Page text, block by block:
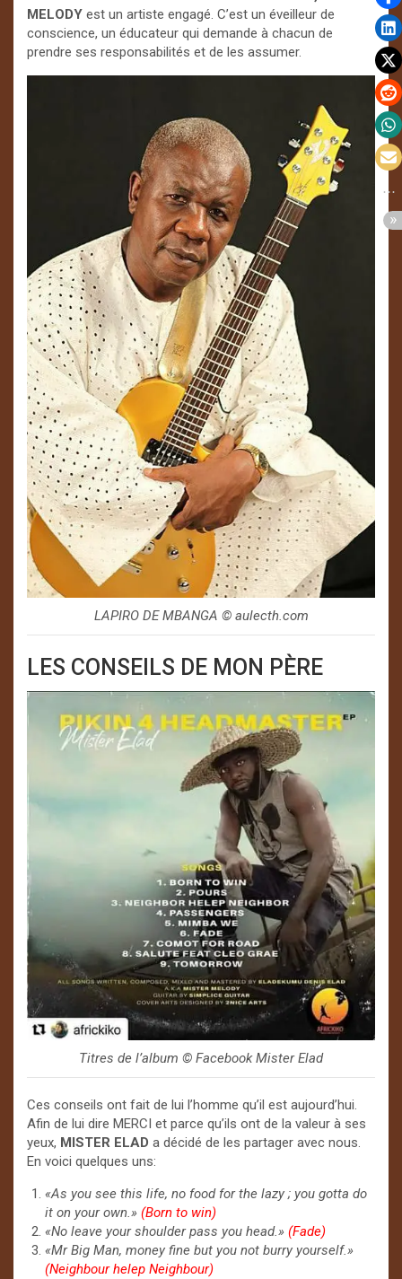
MELODY est un artiste engagé. C’est un éveilleur de
conscience, un éducateur qui demande à chacun de
prendre ses responsabilités et de les assumer.
LAPIRO DE MBANGA ©️ aulecth.com
LES CONSEILS DE MON PÈRE
Titres de l’album ©️ Facebook Mister Elad
Ces conseils ont fait de lui l’homme qu’il est aujourd’hui.
Afin de lui dire MERCI et parce qu’ils ont de la valeur à ses
yeux, MISTER ELAD a décidé de les partager avec nous.
En voici quelques uns:
«As you see this life, no food for the lazy ; you gotta do
it on your own.» (Born to win)
«No leave your shoulder pass you head.» (Fade)
«Mr Big Man, money fine but you not burry yourself.»
(Neighbour helep Neighbour)